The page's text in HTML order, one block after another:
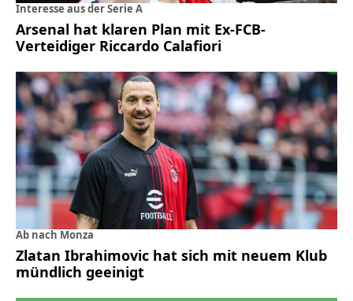
Interesse aus der Serie A
Arsenal hat klaren Plan mit Ex-FCB-
Verteidiger Riccardo Calafiori
Ab nach Monza
Zlatan Ibrahimovic hat sich mit neuem Klub
mündlich geeinigt